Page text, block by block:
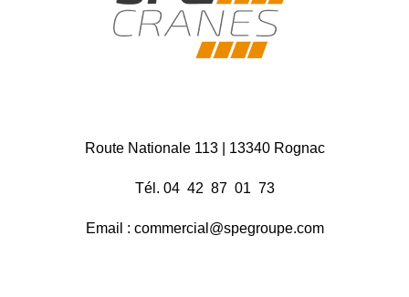
Route Nationale 113 | 13340 Rognac
Tél. 04 42 87 01 73
Email : commercial@spegroupe.com